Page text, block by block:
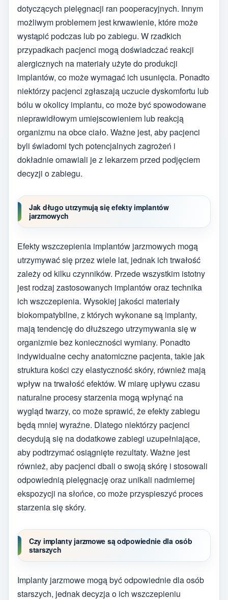
dotyczących pielęgnacji ran pooperacyjnych. Innym
możliwym problemem jest krwawienie, które może
wystąpić podczas lub po zabiegu. W rzadkich
przypadkach pacjenci mogą doświadczać reakcji
alergicznych na materiały użyte do produkcji
implantów, co może wymagać ich usunięcia. Ponadto
niektórzy pacjenci zgłaszają uczucie dyskomfortu lub
bólu w okolicy implantu, co może być spowodowane
nieprawidłowym umiejscowieniem lub reakcją
organizmu na obce ciało. Ważne jest, aby pacjenci
byli świadomi tych potencjalnych zagrożeń i
dokładnie omawiali je z lekarzem przed podjęciem
decyzji o zabiegu.
Jak długo utrzymują się efekty implantów
jarzmowych
Efekty wszczepienia implantów jarzmowych mogą
utrzymywać się przez wiele lat, jednak ich trwałość
zależy od kilku czynników. Przede wszystkim istotny
jest rodzaj zastosowanych implantów oraz technika
ich wszczepienia. Wysokiej jakości materiały
biokompatybilne, z których wykonane są implanty,
mają tendencję do dłuższego utrzymywania się w
organizmie bez konieczności wymiany. Ponadto
indywidualne cechy anatomiczne pacjenta, takie jak
struktura kości czy elastyczność skóry, również mają
wpływ na trwałość efektów. W miarę upływu czasu
naturalne procesy starzenia mogą wpłynąć na
wygląd twarzy, co może sprawić, że efekty zabiegu
będą mniej wyraźne. Dlatego niektórzy pacjenci
decydują się na dodatkowe zabiegi uzupełniające,
aby podtrzymać osiągnięte rezultaty. Ważne jest
również, aby pacjenci dbali o swoją skórę i stosowali
odpowiednią pielęgnację oraz unikali nadmiernej
ekspozycji na słońce, co może przyspieszyć proces
starzenia się skóry.
Czy implanty jarzmowe są odpowiednie dla osób
starszych
Implanty jarzmowe mogą być odpowiednie dla osób
starszych, jednak decyzja o ich wszczepieniu